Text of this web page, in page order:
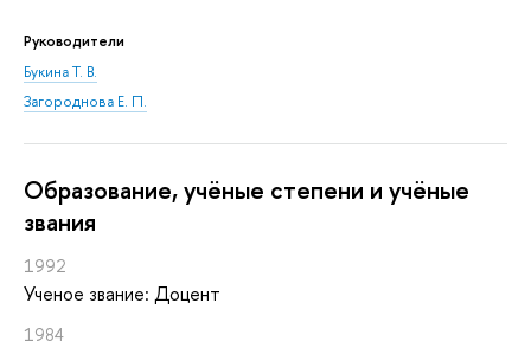
Руководители
Букина Т. В.
Загороднова Е. П.
Oбразование, учёные степени и учёные
звания
1992
Ученое звание: Доцент
1984